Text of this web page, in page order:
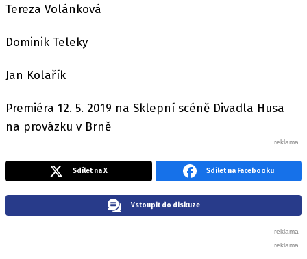
Tereza Volánková
Dominik Teleky
Jan Kolařík
Premiéra 12. 5. 2019 na Sklepní scéně Divadla Husa
na provázku v Brně
Sdílet na X Sdílet na Facebooku
Vstoupit do diskuze